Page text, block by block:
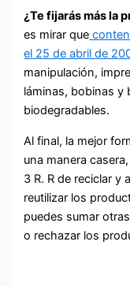
¿Te fijarás más la
es mirar que
el 25 de abril de
manipulación,
láminas, bobinas y
biodegradables.
Al final, la mejor
una manera
3 R. R de reciclar y
reutilizar los
puedes sumar
o rechazar los